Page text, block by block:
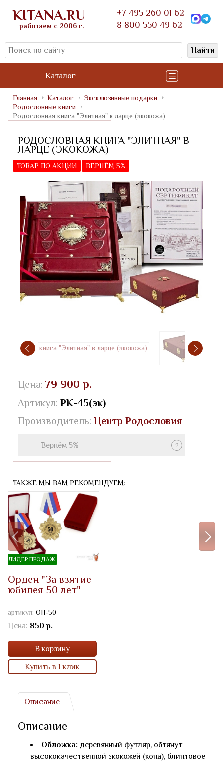
KITANA.RU
работаем с 2006 г.
+7 495 260 01 62
8 800 550 49 62
Найти
Каталог
Главная Каталог
Эксклюзивные подарки
Родословные книги
Родословная книга "Элитная" в ларце (экокожа)
РОДОСЛОВНАЯ КНИГА "ЭЛИТНАЯ" В
ЛАРЦЕ (ЭКОКОЖА)
ТОВАР ПО АКЦИИ ВЕРНЁМ 5%
Цена: 79 900 р.
Артикул: РК-45(эк)
Производитель: Центр Родословия
Вернём 5%
Описание
Описание
Обложка: деревянный футляр, обтянут
высококачественной экокожей (кона), блинтовое
ТАКЖЕ МЫ ВАМ РЕКОМЕНДУЕМ:
ЛИДЕР ПРОДАЖ
Орден "За взятие
юбилея 50 лет"
артикул: ОП-50
Цена: 850 р.
В корзину
Купить в 1 клик